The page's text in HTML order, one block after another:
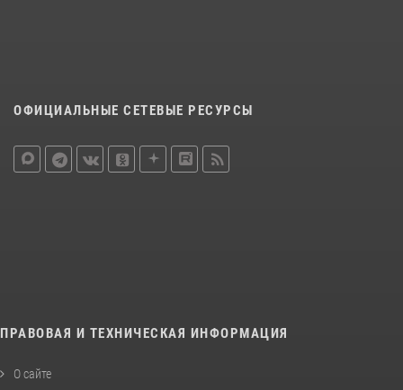
ОФИЦИАЛЬНЫЕ СЕТЕВЫЕ РЕСУРСЫ
ПРАВОВАЯ И ТЕХНИЧЕСКАЯ ИНФОРМАЦИЯ
О сайте